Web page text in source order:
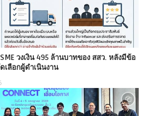
วงเงิน 495 ล้านบาทของ สสว. หลังมีข้อ
เลือกผู้ดำเนินงาน